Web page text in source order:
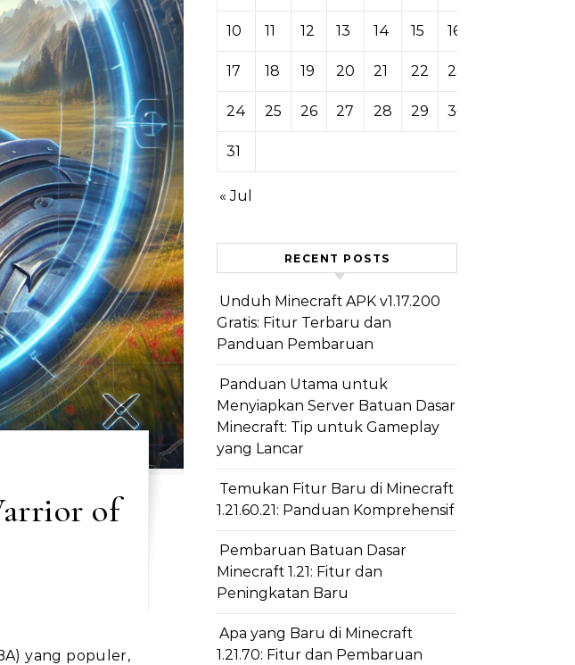
of
10 11 12 13 14 15 16
17 18 19 20 21 22 23
24 25 26 27 28 29 30
31
« Jul
RECENT POSTS
Unduh Minecraft APK v1.17.200
Gratis: Fitur Terbaru dan
Panduan Pembaruan
Panduan Utama untuk
Menyiapkan Server Batuan Dasar
Minecraft: Tip untuk Gameplay
yang Lancar
Temukan Fitur Baru di Minecraft
1.21.60.21: Panduan Komprehensif
Pembaruan Batuan Dasar
Minecraft 1.21: Fitur dan
Peningkatan Baru
Apa yang Baru di Minecraft
1.21.70: Fitur dan Pembaruan